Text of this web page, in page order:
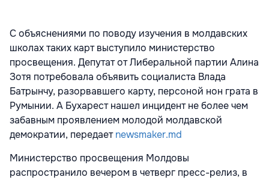
С объяснениями по поводу изучения в молдавских
школах таких карт выступило министерство
просвещения. Депутат от Либеральной партии Алина
Зотя потребовала объявить социалиста Влада
Батрынчу, разорвавшего карту, персоной нон грата в
Румынии. А Бухарест нашел инцидент не более чем
забавным проявлением молодой молдавской
демократии, передаетnewsmaker.md
Министерство просвещения Молдовы
распространило вечером в четверг пресс-релиз, в